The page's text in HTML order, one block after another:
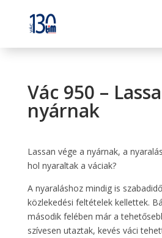
Vác 950 –
nyárnak
Lassan vége a nyárnak, a
hol nyaraltak a váciak?
A nyaraláshoz mindig is
közlekedési feltételek kellettek.
második felében már a
szívesen utaztak, kevés váci